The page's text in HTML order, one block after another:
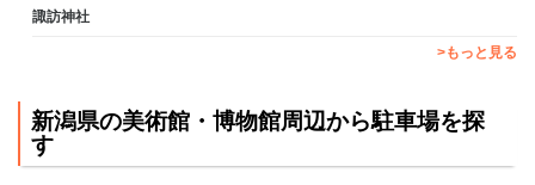
諏訪神社
>もっと見る
新潟県の美術館・博物館周辺から駐車場を探
す